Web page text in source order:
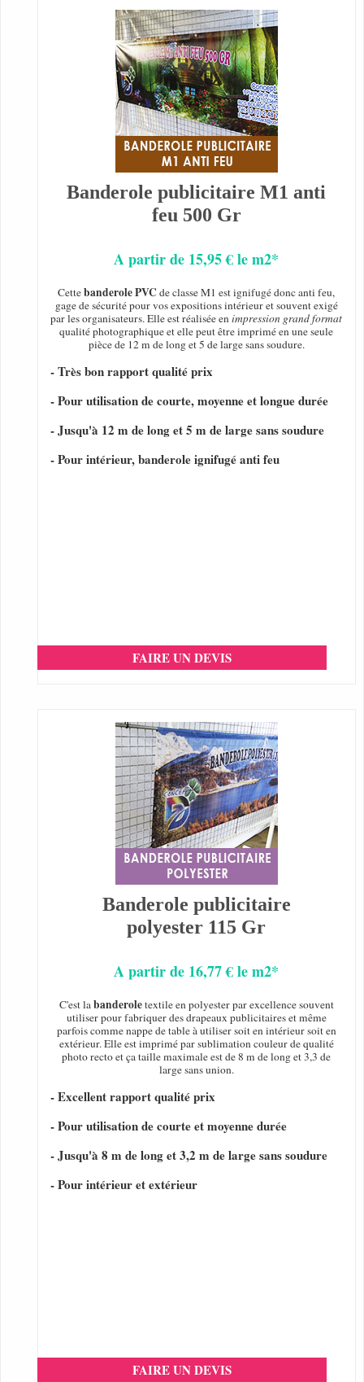
Banderole publicitaire M1 anti
feu 500 Gr
A partir de 15,95 € le m2*
Cettebanderole PVC de classe M1 est ignifugé donc anti feu,
gage de sécurité pour vos expositions intérieur et souvent exigé
par les organisateurs. Elle est réalisée enimpression grand format
qualité photographique et elle peut être imprimé en une seule
pièce de 12 m de long et 5 de large sans soudure.
- Très bon rapport qualité prix
- Pour utilisation de courte, moyenne et longue durée
- Jusqu'à 12 m de long et 5 m de large sans soudure
- Pour intérieur, banderole ignifugé anti feu
FAIRE UN DEVIS
Banderole publicitaire
polyester 115 Gr
A partir de 16,77 € le m2*
C'est labanderoletextile en polyester par excellence souvent
utiliser pour fabriquer des drapeaux publicitaires et même
parfois comme nappe de table à utiliser soit en intérieur soit en
extérieur. Elle est imprimé par sublimation couleur de qualité
photo recto et ça taille maximale est de 8 m de long et 3,3 de
large sans union.
- Excellent rapport qualité prix
- Pour utilisation de courte et moyenne durée
- Jusqu'à 8 m de long et 3,2 m de large sans soudure
- Pour intérieur et extérieur
FAIRE UN DEVIS